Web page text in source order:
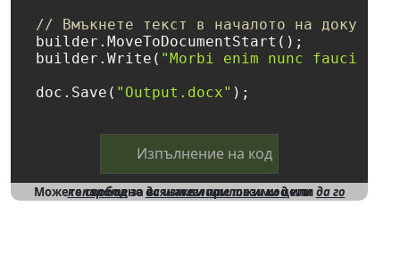
// Вмъкнете текст в началото на
builder.MoveToDocumentStart();
builder.Write( "Morbi enim nunc faucibus
doc.Save( "Output.docx"
Изпълнение на код
Можете свободнода изтеглите този кодили
да го копиратеза всякакви приложими цели